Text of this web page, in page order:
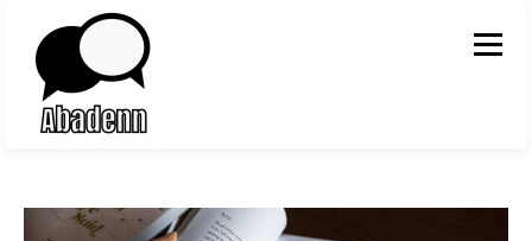
Aller au contenu
Menu